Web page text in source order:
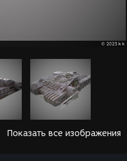
Показать все изображения